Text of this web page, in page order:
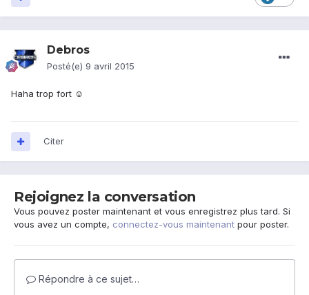
Debros
Posté(e) 9 avril 2015
Haha trop fort ☺
Citer
Rejoignez la conversation
Vous pouvez poster maintenant et vous enregistrez plus tard. Si
vous avez un compte, connectez-vous maintenant pour poster.
Répondre à ce sujet…